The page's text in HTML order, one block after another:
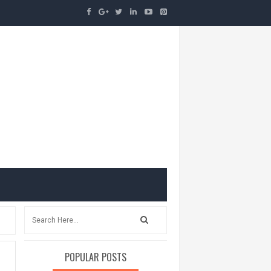
POPULAR POSTS